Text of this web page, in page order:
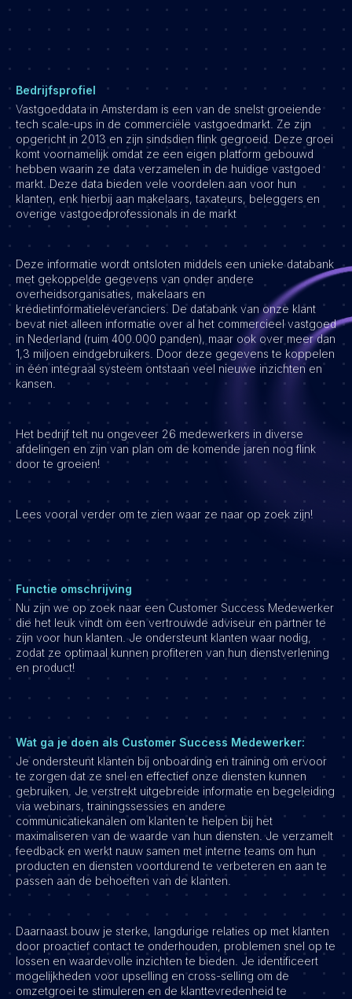
Sales
Specialistische techrollen
Operations & HR
Inzichten
Over ons
Werken bij Haystack People
Jobmarketing
Contact
Vacatures
Bedrijfsprofiel
Vastgoeddata in Amsterdam is een van de snelst groeiende
tech scale-ups in de commerciële vastgoedmarkt. Ze zijn
opgericht in 2013 en zijn sindsdien flink gegroeid. Deze groei
komt voornamelijk omdat ze een eigen platform gebouwd
hebben waarin ze data verzamelen in de huidige vastgoed
markt. Deze data bieden vele voordelen aan voor hun
klanten, enk hierbij aan makelaars, taxateurs, beleggers en
overige vastgoedprofessionals in de markt
Deze informatie wordt ontsloten middels een unieke databank
met gekoppelde gegevens van onder andere
overheidsorganisaties, makelaars en
kredietinformatieleveranciers. De databank van onze klant
bevat niet alleen informatie over al het commercieel vastgoed
in Nederland (ruim 400.000 panden), maar ook over meer dan
1,3 miljoen eindgebruikers. Door deze gegevens te koppelen
in één integraal systeem ontstaan veel nieuwe inzichten en
kansen.
Het bedrijf telt nu ongeveer 26 medewerkers in diverse
afdelingen en zijn van plan om de komende jaren nog flink
door te groeien!
Lees vooral verder om te zien waar ze naar op zoek zijn!
Functie omschrijving
Nu zijn we op zoek naar een Customer Success Medewerker
die het leuk vindt om een vertrouwde adviseur en partner te
zijn voor hun klanten. Je ondersteunt klanten waar nodig,
zodat ze optimaal kunnen profiteren van hun dienstverlening
en product!
Wat ga je doen als Customer Success Medewerker:
Je ondersteunt klanten bij onboarding en training om ervoor
te zorgen dat ze snel en effectief onze diensten kunnen
gebruiken. Je verstrekt uitgebreide informatie en begeleiding
via webinars, trainingssessies en andere
communicatiekanalen om klanten te helpen bij het
maximaliseren van de waarde van hun diensten. Je verzamelt
feedback en werkt nauw samen met interne teams om hun
producten en diensten voortdurend te verbeteren en aan te
passen aan de behoeften van de klanten.
Daarnaast bouw je sterke, langdurige relaties op met klanten
door proactief contact te onderhouden, problemen snel op te
lossen en waardevolle inzichten te bieden. Je identificeert
mogelijkheden voor upselling en cross-selling om de
omzetgroei te stimuleren en de klanttevredenheid te